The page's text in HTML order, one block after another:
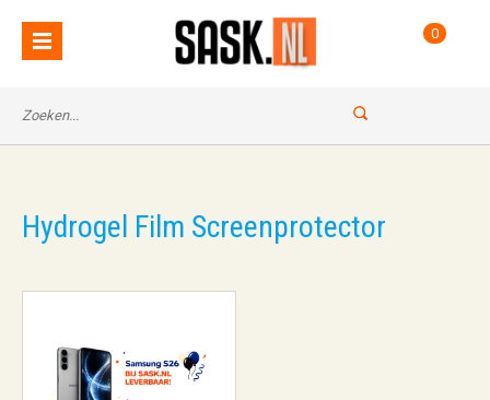
0
Hydrogel Film Screenprotector